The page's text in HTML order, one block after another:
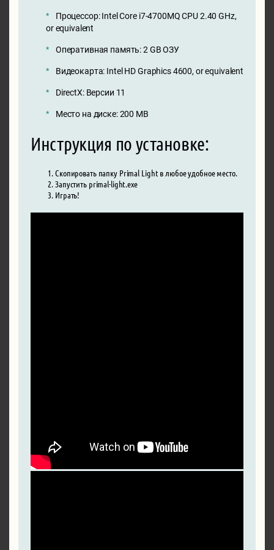
Процессор: Intel Core i7-4700MQ CPU 2.40 GHz,
or equivalent
Оперативная память: 2 GB ОЗУ
Видеокарта: Intel HD Graphics 4600, or equivalent
DirectX: Версии 11
Место на диске: 200 MB
Инструкция по установке:
Скопировать папку Primal Light в любое удобное место.
Запустить primal-light.exe
Играть!